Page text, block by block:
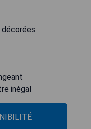
décorées
inégal